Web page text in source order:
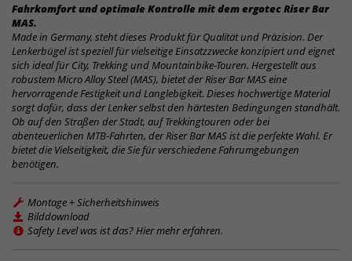
Fahrkomfort und optimale Kontrolle mit dem ergotec Riser Bar
MAS.
Made in Germany, steht dieses Produkt für Qualität und Präzision. Der
Lenkerbügel ist speziell für vielseitige Einsatzzwecke konzipiert und eignet
sich ideal für City, Trekking und Mountainbike-Touren. Hergestellt aus
robustem Micro Alloy Steel (MAS), bietet der Riser Bar MAS eine
hervorragende Festigkeit und Langlebigkeit. Dieses hochwertige Material
sorgt dafür, dass der Lenker selbst den härtesten Bedingungen standhält.
Ob auf den Straßen der Stadt, auf Trekkingtouren oder bei
abenteuerlichen MTB-Fahrten, der Riser Bar MAS ist die perfekte Wahl. Er
bietet die Vielseitigkeit, die Sie für verschiedene Fahrumgebungen
benötigen.
Montage + Sicherheitshinweis
Bilddownload
Safety Level was ist das? Hier mehr erfahren.